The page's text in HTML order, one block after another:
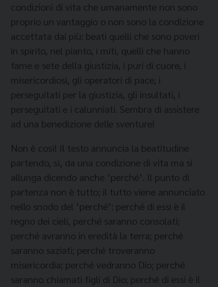
condizioni di vita che umanamente non sono
proprio un vantaggio o non sono la condizione
accettata dai più: beati quelli che sono poveri
in spirito, nel pianto, i miti, quelli che hanno
fame e sete della giustizia, i puri di cuore, i
misericordiosi, gli operatori di pace, i
perseguitati per la giustizia, gli insultati, i
perseguitati e i calunniati. Sembra di assistere
ad una benedizione delle sventure!
Non è così! Il testo annuncia la beatitudine
partendo, sì, da una condizione di vita ma si
allunga dicendo anche ‘perché’. Il punto di
partenza non è tutto; il tutto viene annunciato
nello snodo del ‘perché’: perché di essi è il
regno dei cieli, perché saranno consolati;
perché avranno in eredità la terra; perché
saranno saziati; perché troveranno
misericordia; perché vedranno Dio; perché
saranno chiamati figli di Dio; perché di essi è il